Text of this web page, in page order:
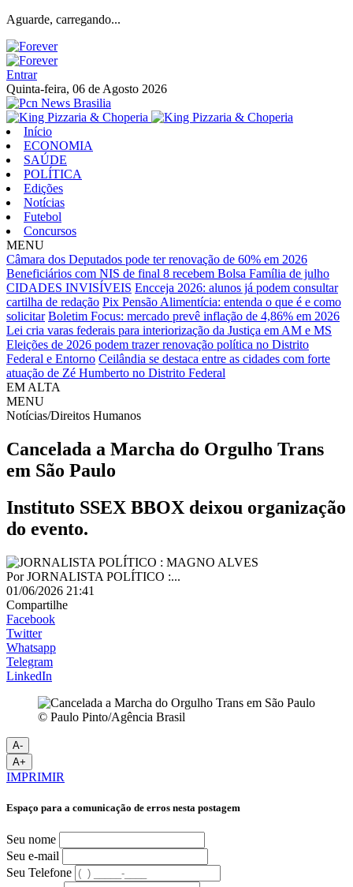
Aguarde, carregando...
Entrar
Quinta-feira, 06 de Agosto 2026
Início
ECONOMIA
SAÚDE
POLÍTICA
Edições
Notícias
Futebol
Concursos
MENU
Câmara dos Deputados pode ter renovação de 60% em 2026
Beneficiários com NIS de final 8 recebem Bolsa Família de julho
CIDADES INVISÍVEIS Encceja 2026: alunos já podem consultar
cartilha de redação Pix Pensão Alimentícia: entenda o que é e como
solicitar Boletim Focus: mercado prevê inflação de 4,86% em 2026
Lei cria varas federais para interiorização da Justiça em AM e MS
Eleições de 2026 podem trazer renovação política no Distrito
Federal e Entorno Ceilândia se destaca entre as cidades com forte
atuação de Zé Humberto no Distrito Federal
EM ALTA
MENU
Notícias/Direitos Humanos
Cancelada a Marcha do Orgulho Trans
em São Paulo
Instituto SSEX BBOX deixou organização
do evento.
PorJORNALISTA POLÍTICO :...
01/06/2026 21:41
Compartilhe
Facebook
Twitter
Whatsapp
Telegram
LinkedIn
© Paulo Pinto/Agência Brasil
A-
A+
IMPRIMIR
Espaço para a comunicação de erros nesta postagem
Seu nome
Seu e-mail
Seu Telefone